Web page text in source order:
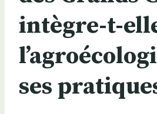
intègre-t-
ses